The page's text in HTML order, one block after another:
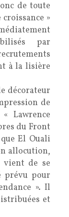
de toute
»
par
à la lisière
décorateur
de
Lawrence
du Front
El Ouali
allocution,
vient de se
prévu pour
». Il
et